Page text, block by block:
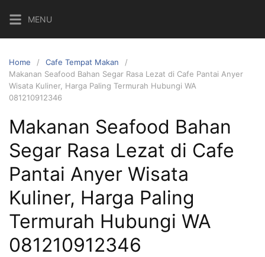
content
MENU
Home
Cafe Tempat Makan
Makanan Seafood Bahan Segar Rasa Lezat di Cafe Pantai Anyer
Wisata Kuliner, Harga Paling Termurah Hubungi WA
081210912346
Makanan Seafood Bahan
Segar Rasa Lezat di Cafe
Pantai Anyer Wisata
Kuliner, Harga Paling
Termurah Hubungi WA
081210912346